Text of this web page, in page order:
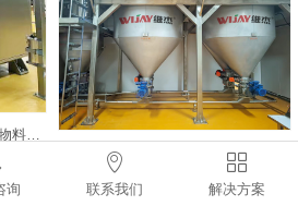
烘焙食品行业物料自动化系统
询

联系我们

解决方案